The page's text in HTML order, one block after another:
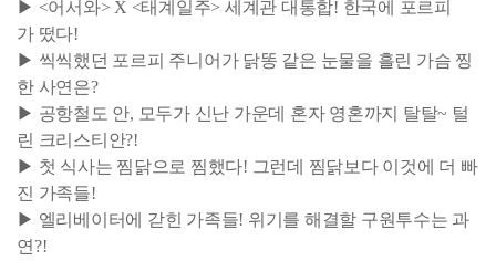
▶ <어서와> X <태계일주> 세계관 대통합! 한국에 포르피
가 떴다!
▶ 씩씩했던 포르피 주니어가 닭똥 같은 눈물을 흘린 가슴 찡
한 사연은?
▶ 공항철도 안, 모두가 신난 가운데 혼자 영혼까지 탈탈~ 털
린 크리스티안?!
▶ 첫 식사는 찜닭으로 찜했다! 그런데 찜닭보다 이것에 더 빠
진 가족들!
▶ 엘리베이터에 갇힌 가족들! 위기를 해결할 구원투수는 과
연?!